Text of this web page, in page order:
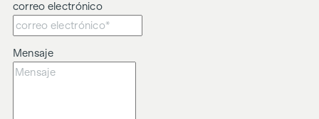
correo electrónico
Mensaje